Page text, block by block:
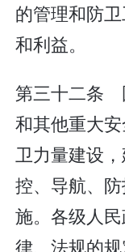
的管理和防
和利益。
第三十二条
和其他重大
卫力量建设
控、导航、
施。各级人
律、法规的